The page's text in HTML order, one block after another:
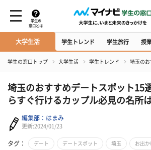
学生の
窓口とは
大学生活 学生トレンド 学生旅行 授
学生の窓口トップ 大学生活 学生トレンド 埼玉の
埼玉のおすすめデートスポット15
らすぐ行けるカップル必見の名所
編集部：はまみ
更新:2024/01/23
タグ： デート デートスポット 埼玉 お出か